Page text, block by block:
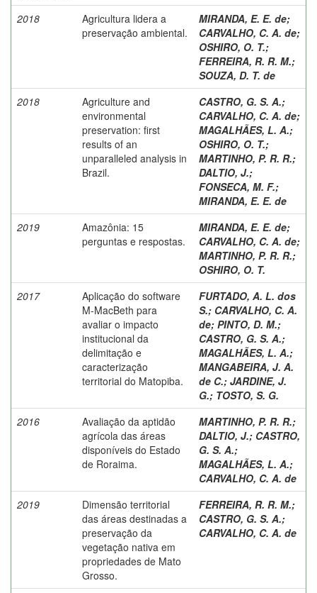
2018
Agricultura lidera a
preservação ambiental.
MIRANDA, E. E. de;
CARVALHO, C. A. de;
OSHIRO, O. T.;
FERREIRA, R. R. M.;
SOUZA, D. T. de
2018
Agriculture and
environmental
preservation: first
results of an
unparalleled analysis in
Brazil.
CASTRO, G. S. A.;
CARVALHO, C. A. de;
MAGALHÃES, L. A.;
OSHIRO, O. T.;
MARTINHO, P. R. R.;
DALTIO, J.;
FONSECA, M. F.;
MIRANDA, E. E. de
2019
Amazônia: 15
perguntas e respostas.
MIRANDA, E. E. de;
CARVALHO, C. A. de;
MARTINHO, P. R. R.;
OSHIRO, O. T.
2017
Aplicação do software
M-MacBeth para
avaliar o impacto
institucional da
delimitação e
caracterização
territorial do Matopiba.
FURTADO, A. L. dos
S.; CARVALHO, C. A.
de; PINTO, D. M.;
CASTRO, G. S. A.;
MAGALHÃES, L. A.;
MANGABEIRA, J. A.
de C.; JARDINE, J.
G.; TOSTO, S. G.
2016
Avaliação da aptidão
agrícola das áreas
disponíveis do Estado
de Roraima.
MARTINHO, P. R. R.;
DALTIO, J.; CASTRO,
G. S. A.;
MAGALHÃES, L. A.;
CARVALHO, C. A. de
2019
Dimensão territorial
das áreas destinadas a
preservação da
vegetação nativa em
propriedades de Mato
Grosso.
FERREIRA, R. R. M.;
CASTRO, G. S. A.;
CARVALHO, C. A. de